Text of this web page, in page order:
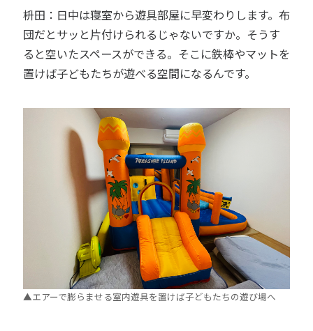
枡田：日中は寝室から遊具部屋に早変わりします。布
団だとサッと片付けられるじゃないですか。そうす
ると空いたスペースができる。そこに鉄棒やマットを
置けば子どもたちが遊べる空間になるんです。
▲エアーで膨らませる室内遊具を置けば子どもたちの遊び場へ